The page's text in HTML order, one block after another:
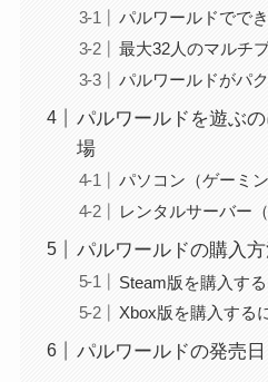
パルワールドでで
最大32人のマルチ
パルワールドがパ
パルワールドを遊ぶ
場
パソコン（ゲーミン
レンタルサーバー（
パルワールドの購入
Steam版を購入す
Xbox版を購入する
パルワールドの発売